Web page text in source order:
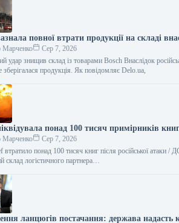
повної втрати продукції на складі
Марченко
Сер 7, 2026
удар знищив склад із товарами Bosch Внаслідок
зберігалася продукція. Як повідомляє Delo.ua,
понад 100 тисяч примірників
Марченко
Сер 7, 2026
втратило понад 100 тисяч книг після російської атаки /
склад логістичного партнера…
ланцюгів постачання: держава надасть